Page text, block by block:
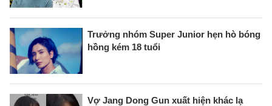
Trưởng nhóm Super Junior hẹn hò bóng
hồng kém 18 tuổi
Vợ Jang Dong Gun xuất hiện khác lạ